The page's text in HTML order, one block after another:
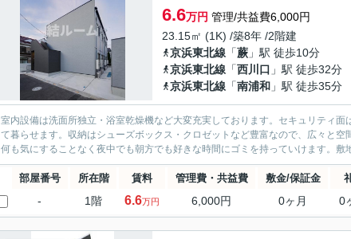
6.6万円 管理/共益費6,000円
23.15㎡ (1K) /築8年 /2階建
京浜東北線 「蕨 」駅 徒歩10分
京浜東北線 「西川口 」駅 徒歩32分
京浜東北線 「南浦和 」駅 徒歩35分
室内設備は洗面所独立・浴室乾燥機など大変充実しております。セキュリティ
て暮らせます。収納はシューズボックス・クロゼットなど豊富なので、広々と
何も気にすることなく夜中でも朝方でも好きな時間にゴミを持っていけます。
部屋番号 所在階 賃料 管理費・共益費 敷金/保証金
- 1階 6.6万円 6,000円 0ヶ月 0